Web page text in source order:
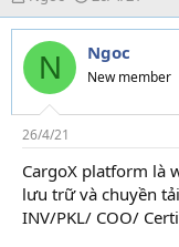
h
r
e
d
s
t
a
r
t
e
g
à
y
g
i
N Ngoc
New member
26/4/21
CargoX platform là
lưu trữ và chuyền
INV/PKL/ COO/